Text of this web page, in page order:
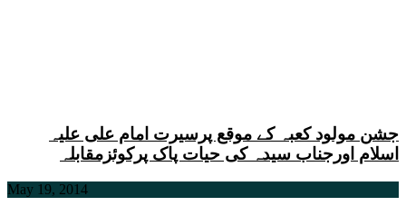
جشن مولود کعبہ کے موقع پرسیرت امام علی علیہ
اسلام اورجناب سیدہ کی حیات پاک پرکوئزمقابلہ
May 19, 2014